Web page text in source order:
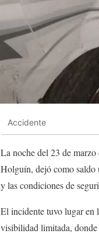
Accidente
La noche del 23 de
Holguín, dejó como saldo
y las condiciones de
El incidente tuvo lugar en
visibilidad limitada,